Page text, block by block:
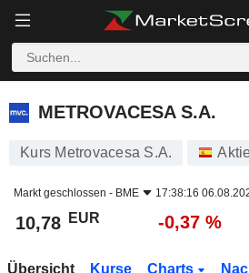
METROVACESA S.A.
METROVACESA S.A.
Kurs Metrovacesa S.A.
Markt geschlossen - BME 17:38:16
10,78 EUR -0,37 %
Übersicht Kurse Charts